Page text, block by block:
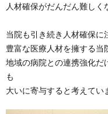
人材確保がだんだん難しく
当院も引き続き人材確保に
豊富な医療人材を擁する当
地域の病院との連携強化だ
も
大いに寄与すると考えてい